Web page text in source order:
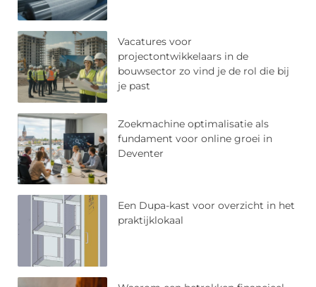
Vacatures voor
projectontwikkelaars in de
bouwsector zo vind je de rol die bij
je past
Zoekmachine optimalisatie als
fundament voor online groei in
Deventer
Een Dupa-kast voor overzicht in het
praktijklokaal